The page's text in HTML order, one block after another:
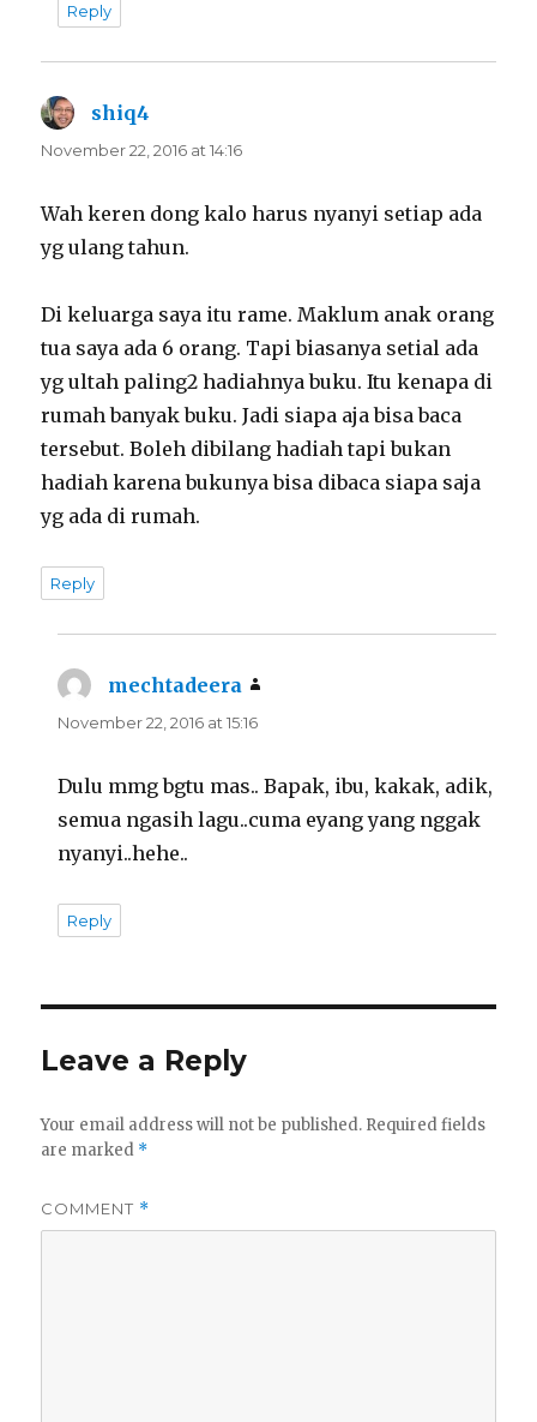
Reply
shiq4
November 22, 2016 at 14:16
Wah keren dong kalo harus nyanyi setiap ada
yg ulang tahun.
Di keluarga saya itu rame. Maklum anak orang
tua saya ada 6 orang. Tapi biasanya setial ada
yg ultah paling2 hadiahnya buku. Itu kenapa di
rumah banyak buku. Jadi siapa aja bisa baca
tersebut. Boleh dibilang hadiah tapi bukan
hadiah karena bukunya bisa dibaca siapa saja
yg ada di rumah.
Reply
mechtadeera
November 22, 2016 at 15:16
Dulu mmg bgtu mas.. Bapak, ibu, kakak, adik,
semua ngasih lagu..cuma eyang yang nggak
nyanyi..hehe..
Reply
Leave a Reply
Your email address will not be published. Required fields
are marked *
COMMENT *